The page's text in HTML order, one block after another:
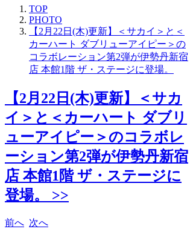
TOP
PHOTO
【2月22日(木)更新】＜サカイ＞と＜
カーハート ダブリューアイピー＞の
コラボレーション第2弾が伊勢丹新宿
店 本館1階 ザ・ステージに登場。
【2月22日(木)更新】＜サカ
イ＞と＜カーハート ダブリ
ューアイピー＞のコラボレ
ーション第2弾が伊勢丹新宿
店 本館1階 ザ・ステージに
登場。 >>
前へ 次へ